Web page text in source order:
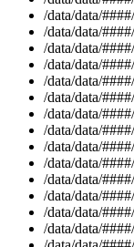
/data/data/
/data/data/
/data/data/
/data/data/
/data/data/
/data/data/
/data/data/
/data/data/
/data/data/
/data/data/
/data/data/
/data/data/
/data/data/
/data/data/